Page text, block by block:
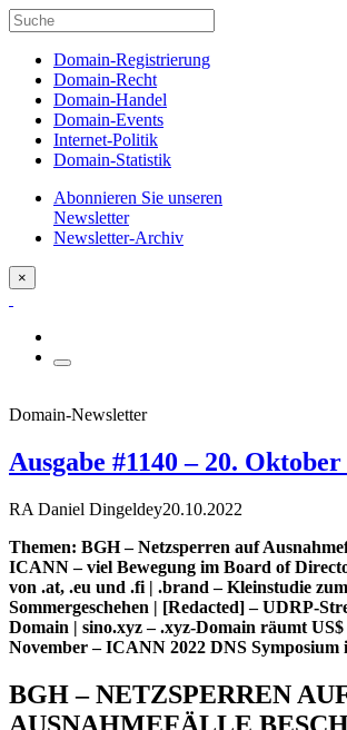
Domain-Registrierung
Domain-Recht
Domain-Handel
Domain-Events
Internet-Politik
Domain-Statistik
Abonnieren Sie unseren
Newsletter
Newsletter-Archiv
×
Domain-Newsletter
Ausgabe #1140 – 20. Oktober
RA Daniel Dingeldey20.10.2022
Themen: BGH – Netzsperren auf
ICANN – viel Bewegung im Board of
von .at, .eu und .fi | .brand – Kleinstudie zum
Sommergeschehen | [Redacted] – UDRP-
Domain | sino.xyz – .xyz-Domain räumt US$
November – ICANN 2022 DNS Symposium
BGH – NETZSPERREN
AUSNAHMEFÄLLE